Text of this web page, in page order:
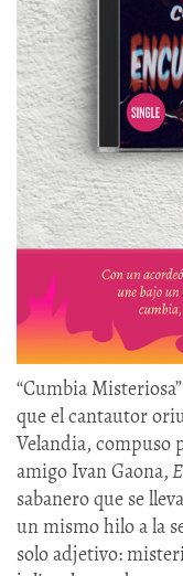
“Cumbia
que el cantautor
Velandia, compuso
amigo Ivan Gaona,
sabanero que se
un mismo hilo a la
solo adjetivo: